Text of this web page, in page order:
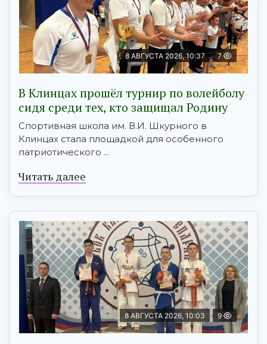
8 АВГУСТА 2026, 10:37 7
В Клинцах прошёл турнир по волейболу
сидя среди тех, кто защищал Родину
Спортивная школа им. В.И. Шкурного в
Клинцах стала площадкой для особенного
патриотического ...
Читать далее
8 АВГУСТА 2026, 10:03 9